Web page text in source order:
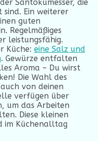
Santokumesser, die
Ein weiterer
guten
Regelmäßiges
leistungsfähig.
Küche: eine Salz und
. Gewürze entfalten
Aroma – Du wirst
Die Wahl des
von deinen
verfügen über
um das Arbeiten
Diese kleinen
im Küchenalltag